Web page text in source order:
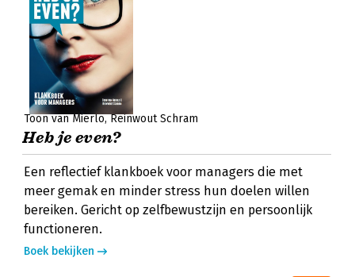
Toon van Mierlo Reinwout Schram
Heb je even?
Een reflectief klankboek voor managers die met
meer gemak en minder stress hun doelen willen
bereiken. Gericht op zelfbewustzijn en persoonlijk
functioneren.
Boek bekijken